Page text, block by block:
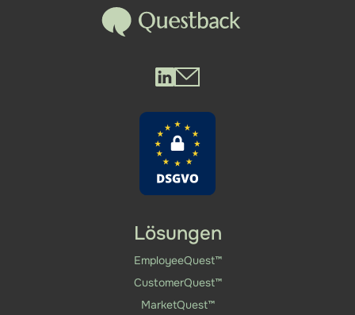
Questback LinkedIn
Questback Mail
Lösungen
EmployeeQuest™
CustomerQuest™
MarketQuest™